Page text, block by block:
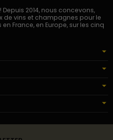
Depuis 2014, nous concevons,
de vins et champagnes pour le
France, en Europe, sur les cinq